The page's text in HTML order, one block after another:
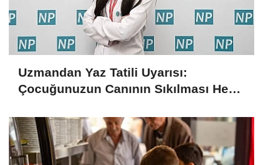
Uzmandan Yaz Tatili Uyarısı:
Çocuğunuzun Canının Sıkılması Her